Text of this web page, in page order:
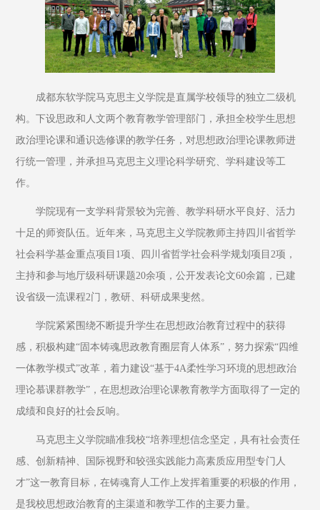
成都东软学院马克思主义学院是直属学校领导的独立二级机
构。下设思政和人文两个教育教学管理部门，承担全校学生思想
政治理论课和通识选修课的教学任务，对思想政治理论课教师进
行统一管理，并承担马克思主义理论科学研究、学科建设等工
作。
学院现有一支学科背景较为完善、教学科研水平良好、活力
十足的师资队伍。近年来，马克思主义学院教师主持四川省哲学
社会科学基金重点项目1项、四川省哲学社会科学规划项目2项，
主持和参与地厅级科研课题20余项，公开发表论文60余篇，已建
设省级一流课程2门，教研、科研成果斐然。
学院紧紧围绕不断提升学生在思想政治教育过程中的获得
感，积极构建“固本铸魂思政教育圈层育人体系”，努力探索“四维
一体教学模式”改革，着力建设“基于4A柔性学习环境的思想政治
理论慕课群教学”，在思想政治理论课教育教学方面取得了一定的
成绩和良好的社会反响。
马克思主义学院瞄准我校“培养理想信念坚定，具有社会责任
感、创新精神、国际视野和较强实践能力高素质应用型专门人
才”这一教育目标，在铸魂育人工作上发挥着重要的积极的作用，
是我校思想政治教育的主渠道和教学工作的主要力量。